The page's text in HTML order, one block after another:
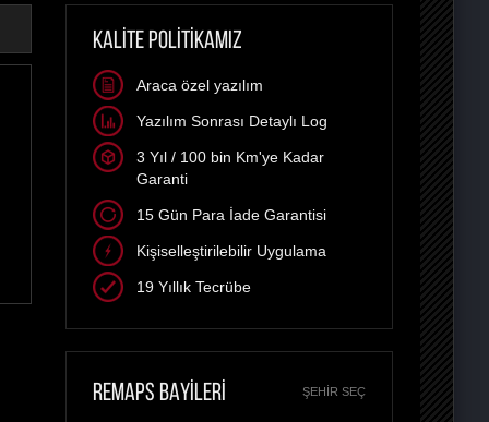
KALİTE POLİTİKAMIZ
Araca özel yazılım
Yazılım Sonrası Detaylı Log
3 Yıl / 100 bin Km'ye Kadar
Garanti
15 Gün Para İade Garantisi
Kişiselleştirilebilir Uygulama
19 Yıllık Tecrübe
REMAPS BAYİLERİ ŞEHIR SEÇ